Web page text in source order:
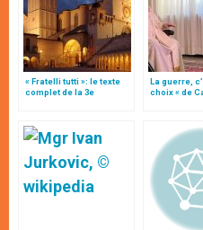
« Fratelli tutti »: le texte
complet de la 3e
La guerre,
choix « de